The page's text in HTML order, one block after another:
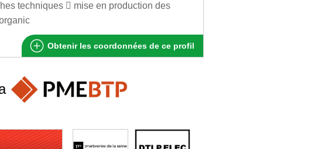
techniques  mise en production des
Obtenir les coordonnées de ce profil